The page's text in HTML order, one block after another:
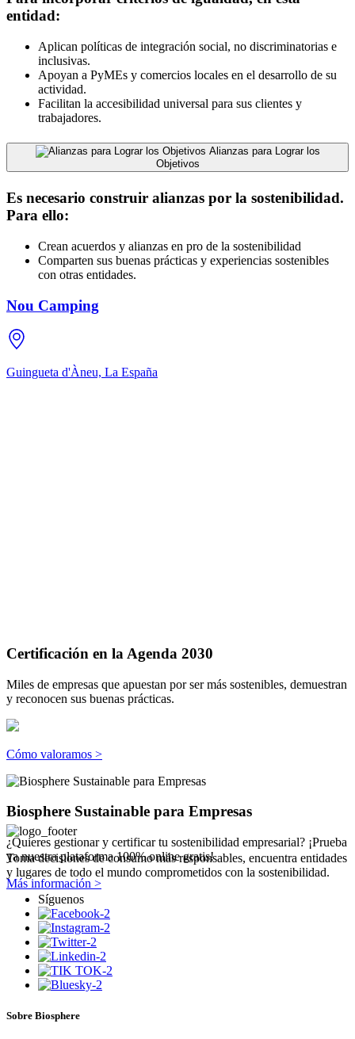
entidad:
Aplican políticas de integración social, no discriminatorias e
inclusivas.
Apoyan a PyMEs y comercios locales en el desarrollo de su
actividad.
Facilitan la accesibilidad universal para sus clientes y
trabajadores.
Alianzas para Lograr los
Objetivos
Es necesario construir alianzas por la sostenibilidad.
Para ello:
Crean acuerdos y alianzas en pro de la sostenibilidad
Comparten sus buenas prácticas y experiencias sostenibles
con otras entidades.
Nou Camping
Guingueta d'Àneu, La España
Certificación en la Agenda 2030
Miles de empresas que apuestan por ser más sostenibles, demuestran
y reconocen sus buenas prácticas.
Cómo valoramos >
Biosphere Sustainable para Empresas
¿Quieres gestionar y certificar tu sostenibilidad empresarial? ¡Prueba
ya nuestra plataforma 100% online gratis!
Más información >
Toma decisiones de consumo más responsables, encuentra entidades
y lugares de todo el mundo comprometidos con la sostenibilidad.
Síguenos
Sobre Biosphere